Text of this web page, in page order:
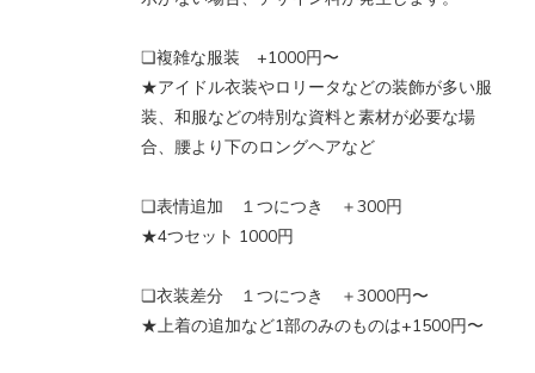
❏複雑な服装 +1000円〜
★アイドル衣装やロリータなどの装飾が多い服
装、和服などの特別な資料と素材が必要な場
合、腰より下のロングヘアなど
❏表情追加 １つにつき ＋300円
★4つセット 1000円
❏衣装差分 １つにつき ＋3000円〜
★上着の追加など1部のみのものは+1500円〜